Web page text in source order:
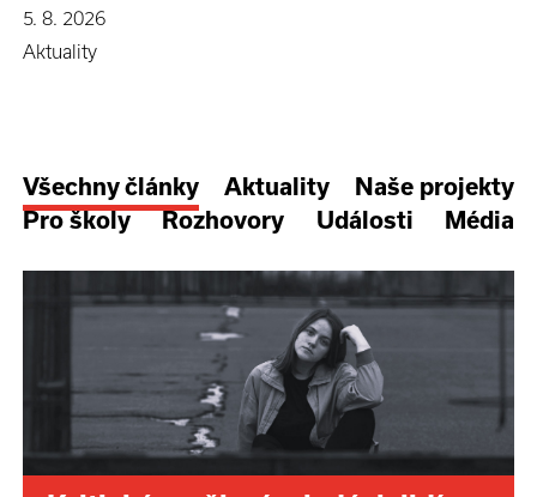
nespoutanou povahou.
5. 8. 2026
Aktuality
Všechny články Aktuality
Naše projekty
Pro školy
Rozhovory Události Média